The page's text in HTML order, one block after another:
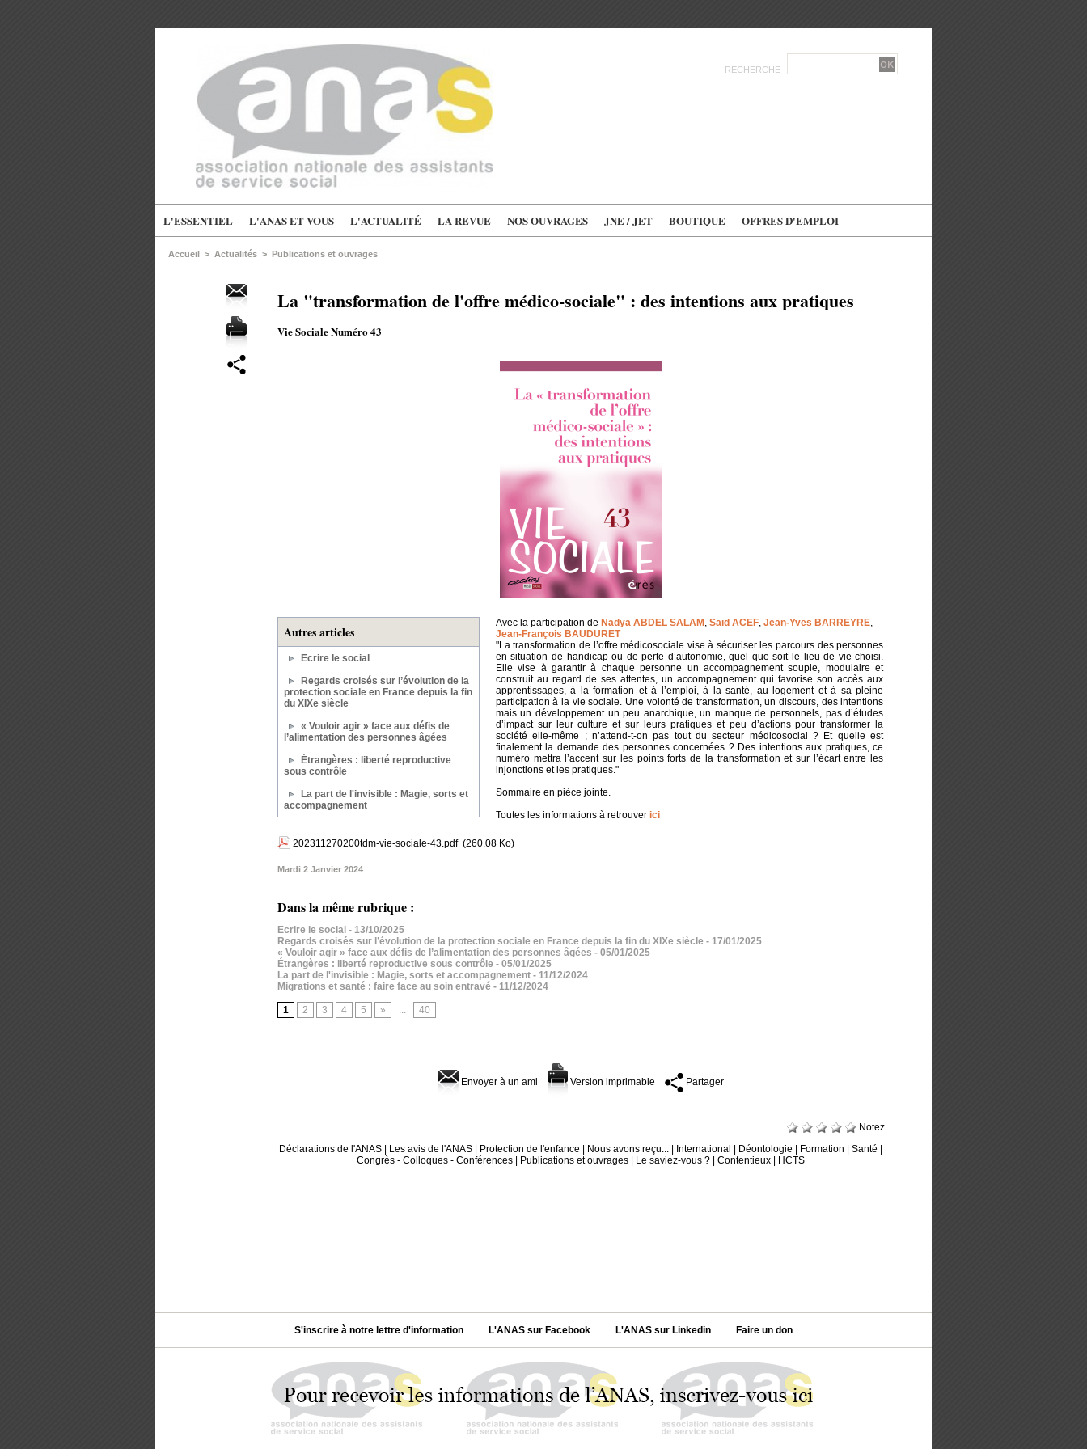
RECHERCHE
L'ESSENTIEL L'ANAS ET VOUS L'ACTUALITÉ LA REVUE NOS OUVRAGES JNE / JET BOUTIQUE OFFRES D'EMPLOI
Accueil > Actualités > Publications et ouvrages
La "transformation de l'offre médico-sociale" : des intentions aux pratiques
Vie Sociale Numéro 43
Autres articles
Ecrire le social
Regards croisés sur l’évolution de la
protection sociale en France depuis la fin
du XIXe siècle
« Vouloir agir » face aux défis de
l’alimentation des personnes âgées
Étrangères : liberté reproductive
sous contrôle
La part de l'invisible : Magie, sorts et
accompagnement
Avec la participation de Nadya ABDEL SALAM , Saïd ACEF, Jean-Yves BARREYRE,
Jean-François BAUDURET
"La transformation de l’offre médicosociale vise à sécuriser les parcours des personnes
en situation de handicap ou de perte d’autonomie, quel que soit le lieu de vie choisi.
Elle vise à garantir à chaque personne un accompagnement souple, modulaire et
construit au regard de ses attentes, un accompagnement qui favorise son accès aux
apprentissages, à la formation et à l’emploi, à la santé, au logement et à sa pleine
participation à la vie sociale. Une volonté de transformation, un discours, des intentions
mais un développement un peu anarchique, un manque de personnels, pas d’études
d’impact sur leur culture et sur leurs pratiques et peu d’actions pour transformer la
société elle-même ; n’attend-t-on pas tout du secteur médicosocial ? Et quelle est
finalement la demande des personnes concernées ? Des intentions aux pratiques, ce
numéro mettra l’accent sur les points forts de la transformation et sur l’écart entre les
injonctions et les pratiques."
Sommaire en pièce jointe.
Toutes les informations à retrouver ici
202311270200tdm-vie-sociale-43.pdf (260.08 Ko)
Mardi 2 Janvier 2024
Dans la même rubrique :
Ecrire le social - 13/10/2025
Regards croisés sur l’évolution de la protection sociale en France depuis la fin du XIXe siècle - 17/01/2025
« Vouloir agir » face aux défis de l’alimentation des personnes âgées - 05/01/2025
Étrangères : liberté reproductive sous contrôle - 05/01/2025
La part de l'invisible : Magie, sorts et accompagnement - 11/12/2024
Migrations et santé : faire face au soin entravé - 11/12/2024
1 2 3 4 5 » ... 40
Envoyer à un ami Version imprimable Partager
Notez
Déclarations de l'ANAS
Les avis de l'ANAS Protection de l'enfance Nous avons reçu... International Déontologie Formation |Santé
Congrès - Colloques - Conférences
Publications et ouvrages Le saviez-vous ? |Contentieux HCTS
S'inscrire à notre lettre d'information L'ANAS sur Facebook L'ANAS sur Linkedin Faire un don